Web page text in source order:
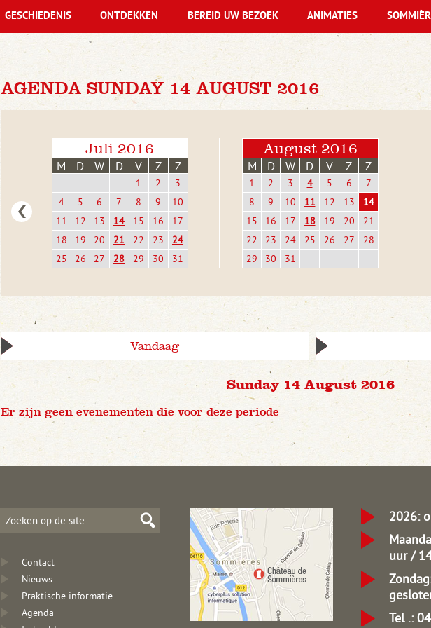
AGENDA SUNDAY 14 AUGUST 2016
Juli 2016
M D W D V Z Z
1 2
3
4
5 6 7 8 9
10
11
12 13 14 15 16
17
18
19 20 21 22 23
24
25
26 27 28 29 30 31
August 2016
M D W D V Z Z
1 2 3 4 5 6
7
8
9 10 11 12 13
14
15
16 17 18 19 20
21
22
23 24 25 26 27
28
29
30 31
Vandaag
Sunday 14 August 2016
Er zijn geen evenementen die voor deze periode
GESCHIEDENIS ONTDEKKEN BEREID UW BEZOEK ANIMATIES
Contact
Nieuws
Praktische informatie
Agenda
2026:
uur /
Tel .: